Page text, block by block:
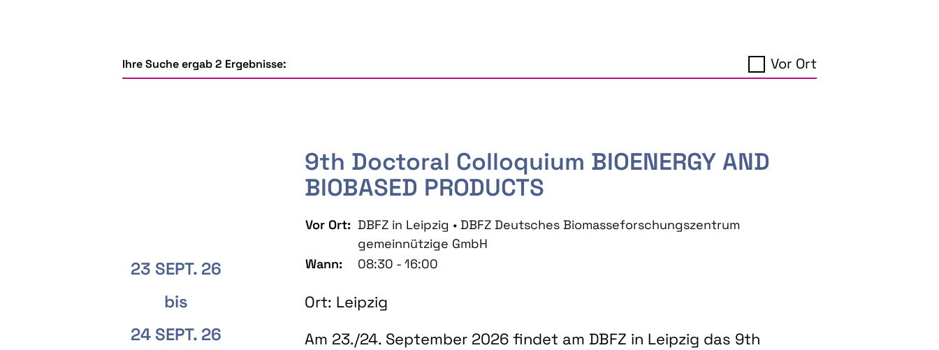
Ihre Suche ergab 2 Ergebnisse: Vor Ort
23 SEPT. 26
bis
24 SEPT. 26
9th Doctoral Colloquium BIOENERGY AND
BIOBASED PRODUCTS
Vor Ort: DBFZ in Leipzig • DBFZ Deutsches Biomasseforschungszentrum
gemeinnützige GmbH
Wann:
08:30 - 16:00
Ort: Leipzig
Am 23./24. September 2026 findet am DBFZ in Leipzig das 9th